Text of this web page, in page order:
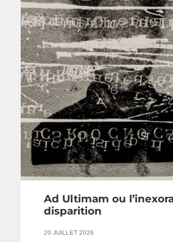
Ad Ultimam ou
disparition
20 JUILLET 2026